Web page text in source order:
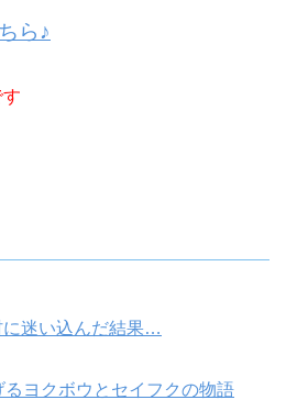
ら♪
迷い込んだ結果…
ヨクボウとセイフクの物語